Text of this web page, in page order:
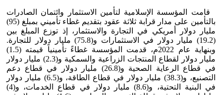
قامت المؤسسة الإسلامية لتأمين الاستثمار وائتمان الصادرات
بالتأمين على مدار قرابة ثلاثة عقود بتقديم غطاء تأميني بمبلغ (95)
مليار دولار أمريكي في التجارة والاستثمار، إذ توزع المبلغ بين
(19.2) مليار دولار في الاستثمارات و(75.8) مليار دولار للتجارة.
وبنهاية عام 2022م، قدمت المؤسسة غطاءً تأمينياً قيمته (1.5)
مليار دولار لقطاع المنتجات الزراعية والسمكية و(2.3) مليار دولار
في قطاع الرعاية الصحية و(26.8) مليار دولار في قطاع دعم
التصنيع، و(38.3) مليار دولار في قطاع الطاقة، و(6.5) مليار دولار
في البنية التحتية، و(8.6) مليار دولار في قطاع الخدمات، و(4)